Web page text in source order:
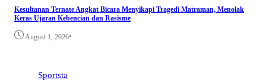
Kesultanan Ternate Angkat Bicara Menyikapi Tragedi Matraman, Menolak
Keras Ujaran Kebencian dan Rasisme
August 1, 2026•
Sportsta